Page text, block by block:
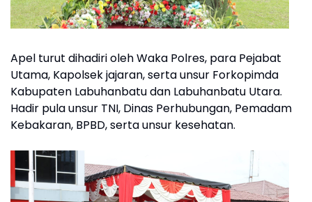
Apel turut dihadiri oleh Waka Polres, para Pejabat
Utama, Kapolsek jajaran, serta unsur Forkopimda
Kabupaten Labuhanbatu dan Labuhanbatu Utara.
Hadir pula unsur TNI, Dinas Perhubungan, Pemadam
Kebakaran, BPBD, serta unsur kesehatan.